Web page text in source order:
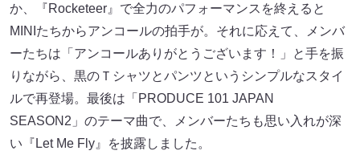
か、『Rocketeer』で全力のパフォーマンスを終えると
MINIたちからアンコールの拍手が。それに応えて、メンバ
ーたちは「アンコールありがとうございます！」と手を振
りながら、黒のＴシャツとパンツというシンプルなスタイ
ルで再登場。最後は「PRODUCE 101 JAPAN
SEASON2」のテーマ曲で、メンバーたちも思い入れが深
い『Let Me Fly』を披露しました。